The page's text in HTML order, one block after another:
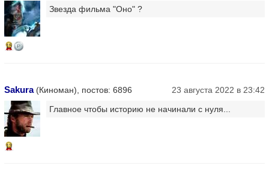
15
Звезда фильма "Оно" ?
Sakura(Киноман), постов: 6896 23 августа 2022 в 23:42
13
Главное чтобы историю не начинали с нуля...